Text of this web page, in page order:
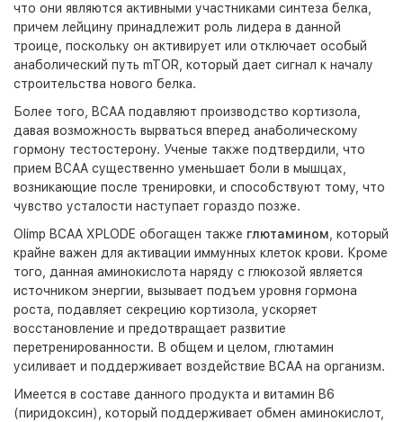
что они являются активными участниками синтеза белка,
причем лейцину принадлежит роль лидера в данной
троице, поскольку он активирует или отключает особый
анаболический путь mTOR, который дает сигнал к началу
строительства нового белка.
Более того, BCAA подавляют производство кортизола,
давая возможность вырваться вперед анаболическому
гормону тестостерону. Ученые также подтвердили, что
прием BCAA существенно уменьшает боли в мышцах,
возникающие после тренировки, и способствуют тому, что
чувство усталости наступает гораздо позже.
Olimp BCAA XPLODE обогащен также глютамином , который
крайне важен для активации иммунных клеток крови. Кроме
того, данная аминокислота наряду с глюкозой является
источником энергии, вызывает подъем уровня гормона
роста, подавляет секрецию кортизола, ускоряет
восстановление и предотвращает развитие
перетренированности. В общем и целом, глютамин
усиливает и поддерживает воздействие BCAA на организм.
Имеется в составе данного продукта и витамин B6
(пиридоксин), который поддерживает обмен аминокислот,